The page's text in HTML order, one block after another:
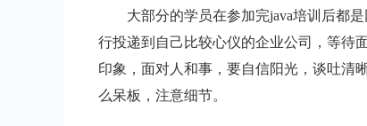
大部分的学员在参加完java培训后都是
行投递到自己比较心仪的企业公司，等待
印象，面对人和事，要自信阳光，谈吐清
么呆板，注意细节。